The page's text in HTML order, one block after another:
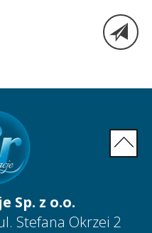
Sp. z o.o.
Stefana Okrzei 2